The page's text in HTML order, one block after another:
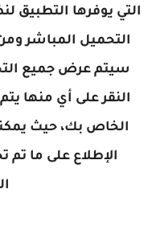
التحميل المباشر
سيتم عرض جميع
النقر على أي منها
الخاص بك، حيث
الإطلاع على ما